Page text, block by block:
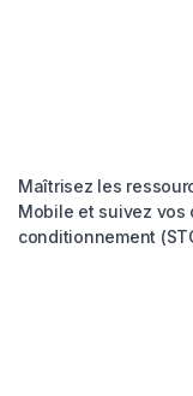
Maîtrisez les
Mobile et suivez
conditionnement